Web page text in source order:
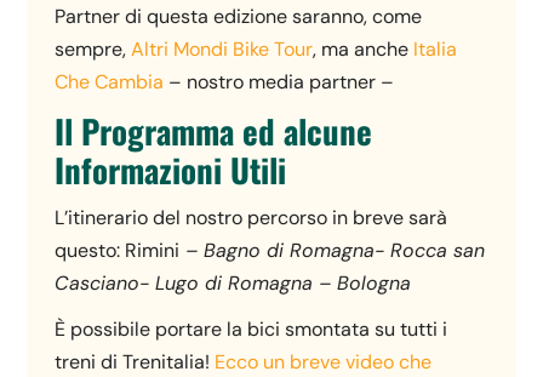
Partner di questa edizione saranno, come
sempre,Altri Mondi Bike Tour, ma anche Italia
Che Cambia – nostro media partner –
Il Programma ed alcune
Informazioni Utili
L’itinerario del nostro percorso in breve sarà
questo: Rimini – Bagno di Romagna- Rocca san
Casciano- Lugo di Romagna – Bologna
È possibile portare la bici smontata su tutti i
treni di Trenitalia! Ecco un breve video che